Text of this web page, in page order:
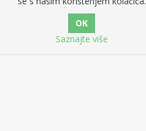
Saznajte više